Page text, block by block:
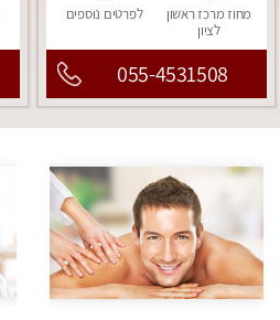
מחוז מרכזראשון
לציון
לפרטים נוספים
055-4531508